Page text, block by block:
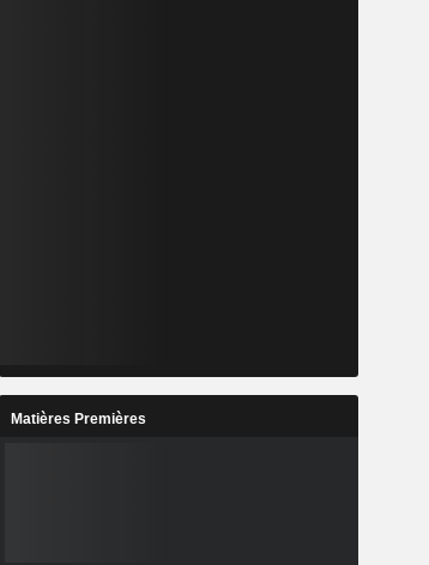
Matières Premières